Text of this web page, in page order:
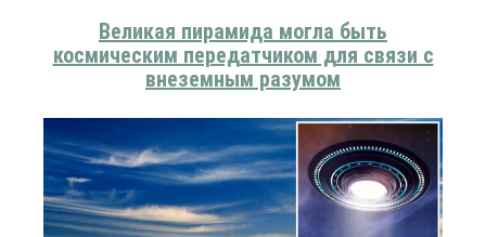
Великая пирамида могла быть
космическим передатчиком для связи с
внеземным разумом